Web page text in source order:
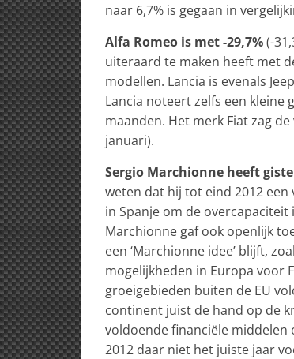
naar 6,7% is gegaan in
Alfa Romeo is met -29,7%(-
uiteraard te maken heeft met
modellen. Lancia is evenals
Lancia noteert zelfs een kleine
maanden. Het merk Fiat zag
januari).
Sergio Marchionne heeft
weten dat hij tot eind 2012 een
in Spanje om de
Marchionne gaf ook openlijk
een ‘Marchionne idee’ blijft,
mogelijkheden in Europa voor
groeigebieden buiten de EU
continent juist de hand op de
voldoende financiële middelen
2012 daar niet het juiste jaar